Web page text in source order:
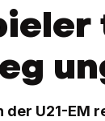
der U21-EM